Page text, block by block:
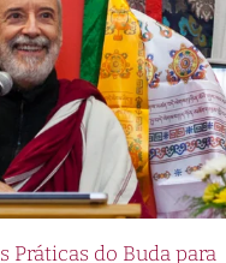
Práticas do Buda para